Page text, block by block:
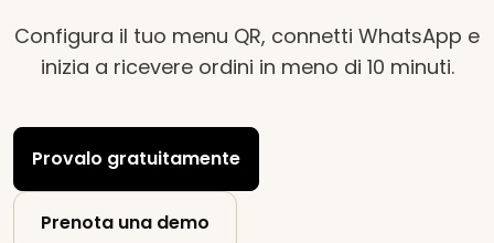
Configura il tuo menu QR, connetti WhatsApp e
inizia a ricevere ordini in meno di 10 minuti.
Provalo gratuitamente
Prenota una demo